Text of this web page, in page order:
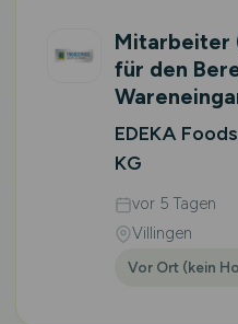
Mitarbeiter
für den
EDEKA
KG
vor 5 Tagen
Villingen
Vor Ort (kein